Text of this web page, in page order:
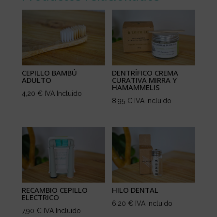
CEPILLO BAMBÚ
ADULTO
4,20 € IVA Incluido
DENTRÍFICO CREMA
CURATIVA MIRRA Y
HAMAMMELIS
8,95 € IVA Incluido
RECAMBIO CEPILLO
ELECTRICO
7,90 € IVA Incluido
HILO DENTAL
6,20 € IVA Incluido